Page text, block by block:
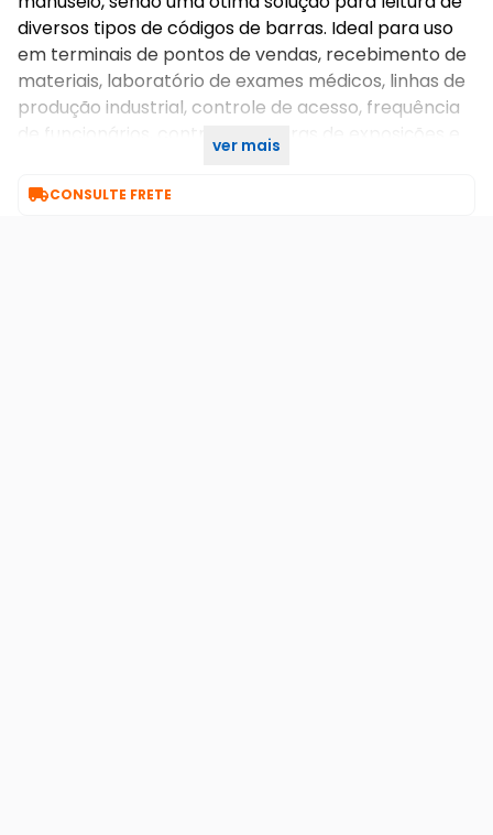
diversos tipos de códigos de barras. Ideal para uso
em terminais de pontos de vendas, recebimento de
materiais, laboratório de exames médicos, linhas de
produção industrial, controle de acesso, frequência
de funcionários, controle em feiras de exposições e
ver mais
CONSULTE FRETE